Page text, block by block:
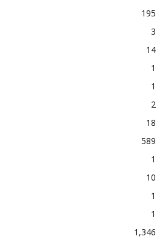
195
3
14
1
1
2
18
589
1
10
1
1
1,346